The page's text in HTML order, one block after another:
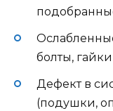
болты, гайки
Дефект в
(подушки,